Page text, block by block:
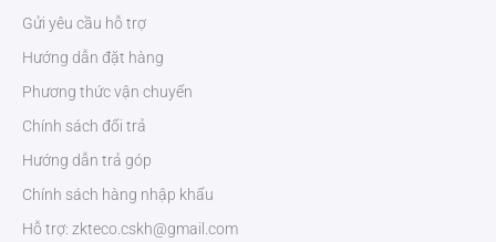
Gửi yêu cầu hỗ trợ
Hướng dẫn đặt hàng
Phương thức vận chuyển
Chính sách đổi trả
Hướng dẫn trả góp
Chính sách hàng nhập khẩu
Hỗ trợ: zkteco.cskh@gmail.com